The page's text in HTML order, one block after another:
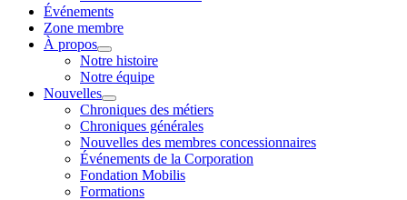
Événements
Zone membre
À propos
Notre histoire
Notre équipe
Nouvelles
Chroniques des métiers
Chroniques générales
Nouvelles des membres concessionnaires
Événements de la Corporation
Fondation Mobilis
Formations